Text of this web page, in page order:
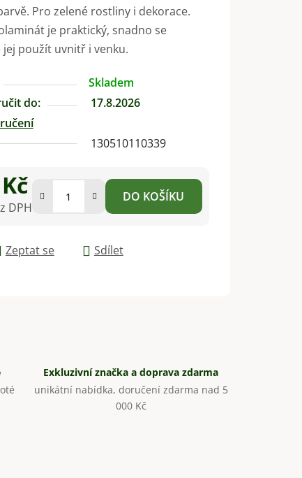
Pro zelené rostliny i dekorace.
je praktický, snadno se
jej použít uvnitř i venku.
Skladem
do:
17.8.2026
130510110339
DPH
DO KOŠÍKU
Zeptat se Sdílet
Exkluzivní značka a doprava zdarma
unikátní nabídka, doručení zdarma nad 5
000 Kč